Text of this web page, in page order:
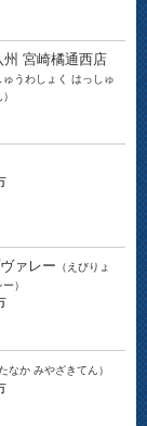
宮崎橘通西店
ゅうわしょく はっしゅ
ァレー （えびりょ
）
なか みやざきてん）